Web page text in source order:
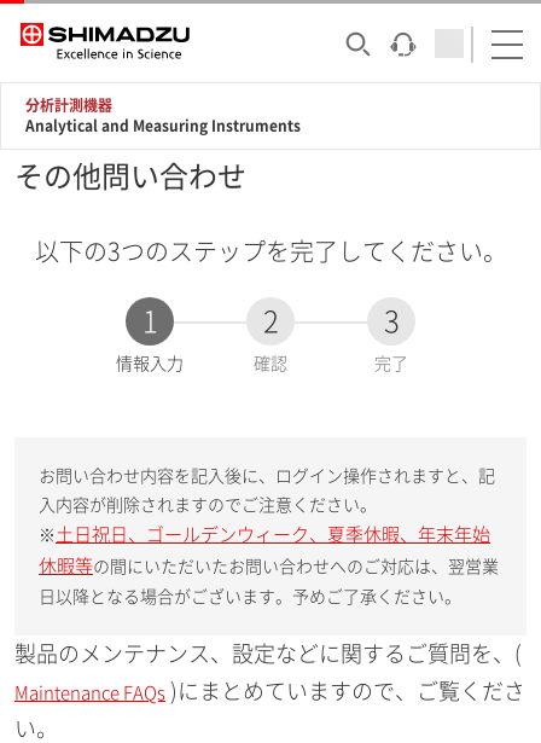
分析計測機器
Analytical and Measuring Instruments
その他問い合わせ
以下の3つのステップを完了してください。
1
現
情報入力
2
確認
3
完了
お問い合わせ内容を記入後に、ログイン操作されますと、記
入内容が削除されますのでご注意ください。
※ 土日祝日、ゴールデンウィーク、夏季休暇、年末年始
休暇等の間にいただいたお問い合わせへのご対応は、翌営業
日以降となる場合がございます。予めご了承ください。
製品のメンテナンス、設定などに関するご質問を、(
Maintenance FAQs )にまとめていますので、ご覧くださ
い。